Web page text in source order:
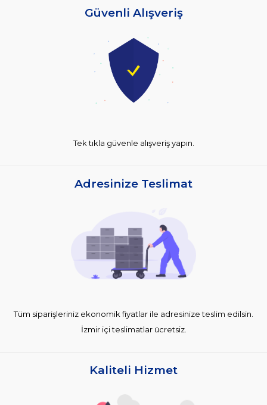
Güvenli Alışveriş
Tek tıkla güvenle alışveriş yapın.
Adresinize Teslimat
Tüm siparişleriniz ekonomik fiyatlar ile adresinize teslim edilsin.
İzmir içi teslimatlar ücretsiz.
Kaliteli Hizmet